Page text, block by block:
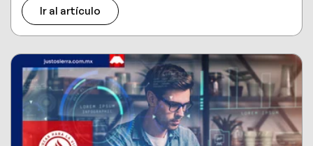
Ir al artículo